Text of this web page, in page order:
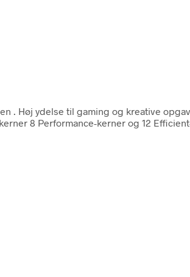
. Høj ydelse til gaming og kreative
8 Performance-kerner og 12